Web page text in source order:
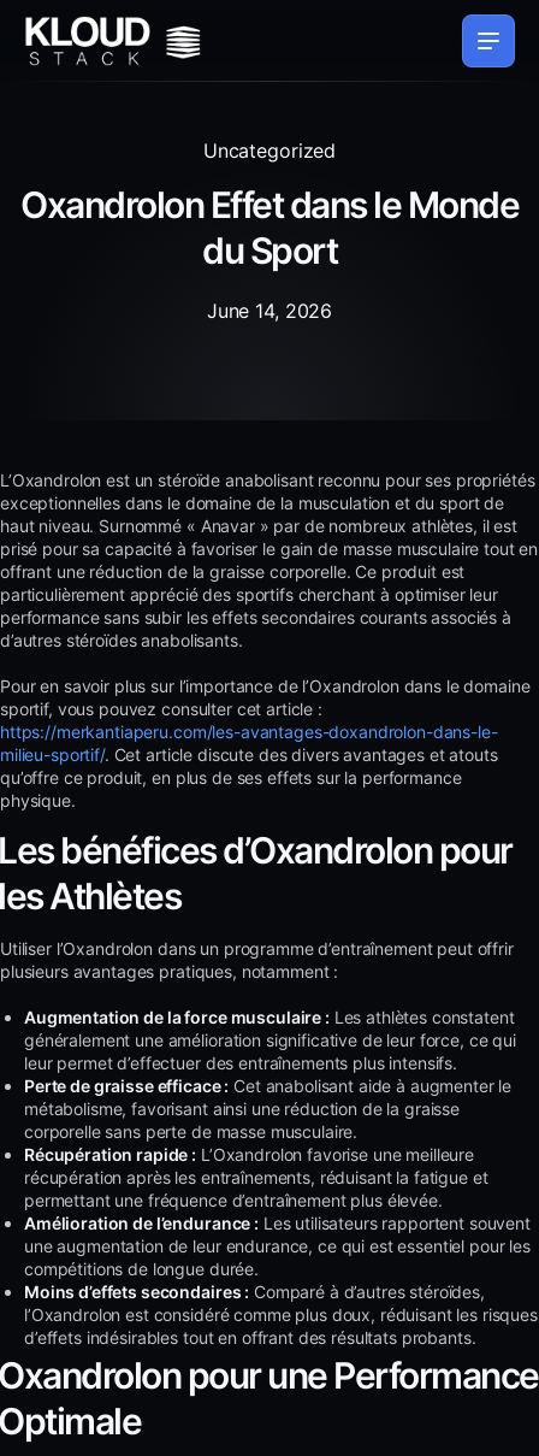
Uncategorized
Oxandrolon Effet dans le Monde
du Sport
June 14, 2026
L’Oxandrolon est un stéroïde anabolisant reconnu pour ses propriétés
exceptionnelles dans le domaine de la musculation et du sport de
haut niveau. Surnommé « Anavar » par de nombreux athlètes, il est
prisé pour sa capacité à favoriser le gain de masse musculaire tout en
offrant une réduction de la graisse corporelle. Ce produit est
particulièrement apprécié des sportifs cherchant à optimiser leur
performance sans subir les effets secondaires courants associés à
d’autres stéroïdes anabolisants.
Pour en savoir plus sur l’importance de l’Oxandrolon dans le domaine
sportif, vous pouvez consulter cet article :
https://merkantiaperu.com/les-avantages-doxandrolon-dans-le-
milieu-sportif/. Cet article discute des divers avantages et atouts
qu’offre ce produit, en plus de ses effets sur la performance
physique.
bénéfices d’Oxandrolon pour
Athlètes
Utiliser l’Oxandrolon dans un programme d’entraînement peut offrir
plusieurs avantages pratiques, notamment :
Augmentation de la force musculaire : Les athlètes constatent
généralement une amélioration significative de leur force, ce qui
leur permet d’effectuer des entraînements plus intensifs.
Perte de graisse efficace : Cet anabolisant aide à augmenter le
métabolisme, favorisant ainsi une réduction de la graisse
corporelle sans perte de masse musculaire.
Récupération rapide : L’Oxandrolon favorise une meilleure
récupération après les entraînements, réduisant la fatigue et
permettant une fréquence d’entraînement plus élevée.
Amélioration de l’endurance : Les utilisateurs rapportent souvent
une augmentation de leur endurance, ce qui est essentiel pour les
compétitions de longue durée.
Moins d’effets secondaires : Comparé à d’autres stéroïdes,
l’Oxandrolon est considéré comme plus doux, réduisant les risques
d’effets indésirables tout en offrant des résultats probants.
pour une Performance